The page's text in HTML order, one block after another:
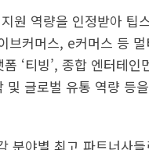
원 역량을 인정받아 팁
브커머스, e커머스 등 멀
‘티빙’, 종합 엔터테인
및 글로벌 유통 역량 등을
분야별 최고 파트너사들